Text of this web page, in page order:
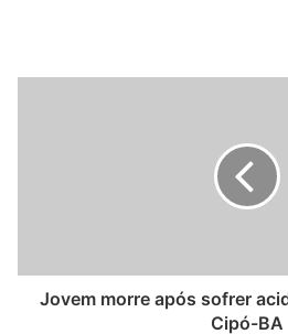
Jovem morre após sofrer
Cipó-BA